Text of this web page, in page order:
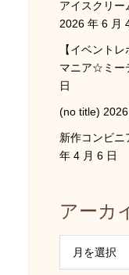
アイスクリ
2026 年 6 月
【イベント
マニア☆ミー
日
(no title)
新作コンビニ
年 4 月 6 日
アーカ